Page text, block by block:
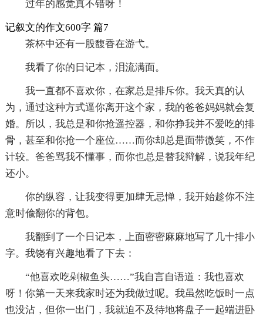
过年的感觉真不错呀！
记叙文的作文600字 篇7
茶杯中还有一股馥香在游弋。
我看了你的日记本，泪流满面。
我一直都不喜欢你，在家总是排斥你。我天真的认
为，通过这种方式逼你离开这个家，我的爸爸妈妈就会复
婚。所以，我总是和你抢遥控器，和你挣我并不爱吃的排
骨，甚至和你抢一个座位……而你却总是面带微笑，不作
计较。爸爸骂我不懂事，而你也总是替我辩解，说我年纪
还小。
你的纵容，让我变得更加肆无忌惮，我开始趁你不注
意时偸翻你的背包。
我翻到了一个日记本，上面密密麻麻地写了几十排小
字。我饶有兴趣地看了下去：
“他喜欢吃剁椒鱼头……”我自言自语道：我也喜欢
呀！你第一天来我家时还为我做过呢。我虽然吃饭时一点
也没沾，但你一出门，我就迫不及待地将盘子一起端进卧